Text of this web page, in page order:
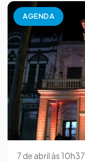
AGENDA
7 de abril às 10h37